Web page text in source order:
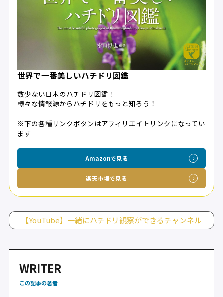
世界で一番美しいハチドリ図鑑
数少ない日本のハチドリ図鑑！
様々な情報源からハチドリをもっと知ろう！
※下の各種リンクボタンはアフィリエイトリンクになってい
ます
Amazonで見る
楽天市場で見る
【YouTube】一緒にハチドリ観察ができるチャンネル
WRITER
この記事の著者